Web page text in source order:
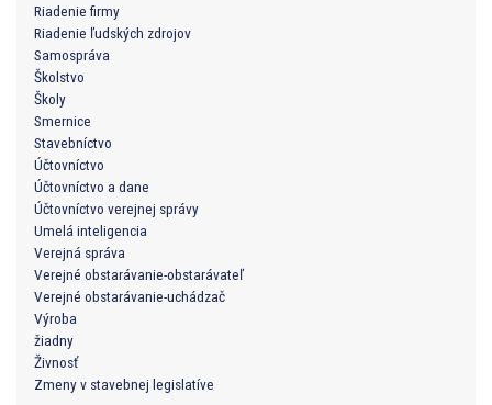
Riadenie firmy
Riadenie ľudských zdrojov
Samospráva
Školstvo
Školy
Smernice
Stavebníctvo
Účtovníctvo
Účtovníctvo a dane
Účtovníctvo verejnej správy
Umelá inteligencia
Verejná správa
Verejné obstarávanie-obstarávateľ
Verejné obstarávanie-uchádzač
Výroba
žiadny
Živnosť
Zmeny v stavebnej legislatíve